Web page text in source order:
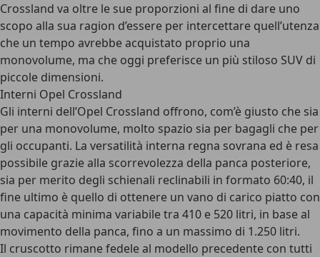
Crossland va oltre le sue proporzioni al fine di dare uno
scopo alla sua ragion d’essere per intercettare quell’utenza
che un tempo avrebbe acquistato proprio una
monovolume, ma che oggi preferisce un più stiloso SUV di
piccole dimensioni.
Interni Opel Crossland
Gli interni dell’Opel Crossland offrono, com’è giusto che sia
per una monovolume, molto spazio sia per bagagli che per
gli occupanti. La versatilità interna regna sovrana ed è resa
possibile grazie alla scorrevolezza della panca posteriore,
sia per merito degli schienali reclinabili in formato 60:40, il
fine ultimo è quello di ottenere un vano di carico piatto con
una capacità minima variabile tra 410 e 520 litri, in base al
movimento della panca, fino a un massimo di 1.250 litri.
Il cruscotto rimane fedele al modello precedente con tutti